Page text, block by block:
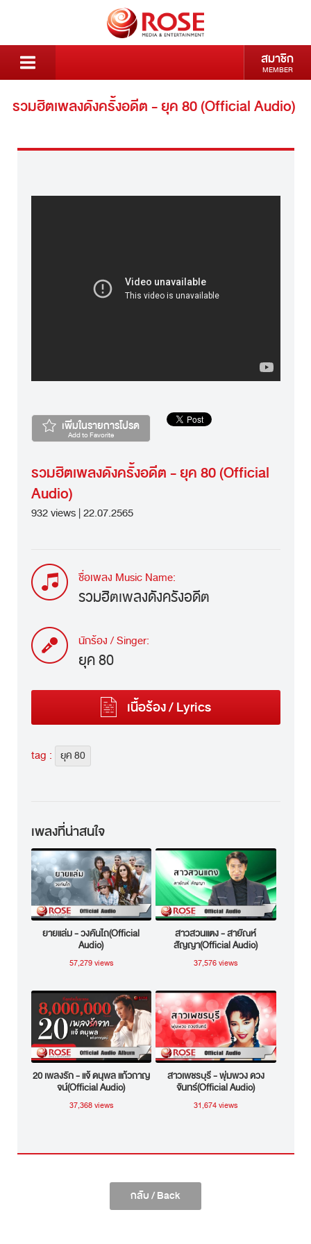
สมาชิก
MEMBER
รวมฮิตเพลงดังครั้งอดีต - ยุค 80 (Official Audio)
เพิ่มในรายการโปรด
Add to Favorite
รวมฮิตเพลงดังครั้งอดีต - ยุค 80 (Official
Audio)
932 views | 22.07.2565
ชื่อเพลง Music Name:
รวมฮิตเพลงดังครั้งอดีต
นักร้อง / Singer:
ยุค 80
เนื้อร้อง / Lyrics
tag : ยุค 80
เพลงที่น่าสนใจ
ยายแล่ม - วงคันไถ(Official
Audio)
57,279 views
สาวสวนแตง - สายัณห์
สัญญา(Official Audio)
37,576 views
20 เพลงรัก - แจ้ ดนุพล แก้วกาญ
จน์(Official Audio)
37,368 views
สาวเพชรบุรี - พุ่มพวง ดวง
จันทร์(Official Audio)
31,674 views
กลับ / Back